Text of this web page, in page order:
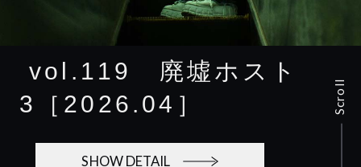
vo l . 1 19 廃墟 ホ ス
ト
3
［ 20 26 . 04 ］
SHOW DETAIL
Scroll